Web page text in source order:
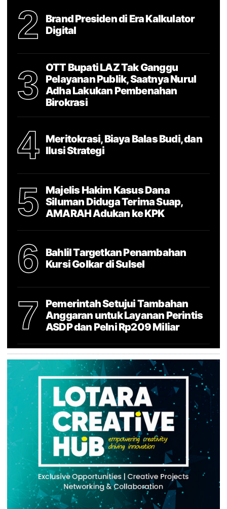
2
Brand Presiden di Era Kalkulator
Digital
3
OTT Bupati LAZ Tak Ganggu
Pelayanan Publik, Saatnya Nurul
Adha Lakukan Pembenahan
Birokrasi
4
Meritokrasi, Biaya Balas Budi, dan
Ilusi Strategi
5
Majelis Hakim Kasus Dana
Siluman Diduga Terima Suap,
AMARAH Adukan ke KPK
6
Bahlil Targetkan Penambahan
Kursi Golkar di Sulsel
7
Pemerintah Setujui Tambahan
Anggaran untuk Layanan Perintis
ASDP dan Pelni Rp209 Miliar